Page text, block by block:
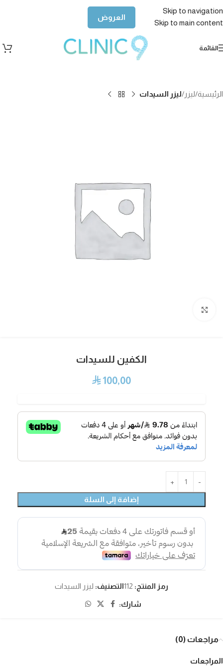
Skip to navigation
Skip to main content
العروض
القائمة
الرئيسية ليزر ليزر السيدات
الكفين للسيدات
⃁100,00
إضافة إلى السلة
رمز المنتج: 112التصنيف: ليزر السيدات
شارك:
مراجعات (0)
المراجعات